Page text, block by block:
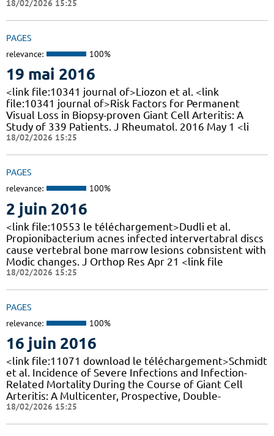
18/02/2026 15:25
PAGES
relevance: 100%
19 mai 2016
<link file:10341 journal of>Liozon et al. <link
file:10341 journal of>Risk Factors for Permanent
Visual Loss in Biopsy-proven Giant Cell Arteritis: A
Study of 339 Patients. J Rheumatol. 2016 May 1 <li
18/02/2026 15:25
PAGES
relevance: 100%
2 juin 2016
<link file:10553 le téléchargement>Dudli et al.
Propionibacterium acnes infected intervertabral discs
cause vertebral bone marrow lesions cobnsistent with
Modic changes. J Orthop Res Apr 21 <link file
18/02/2026 15:25
PAGES
relevance: 100%
16 juin 2016
<link file:11071 download le téléchargement>Schmidt
et al. Incidence of Severe Infections and Infection-
Related Mortality During the Course of Giant Cell
Arteritis: A Multicenter, Prospective, Double-
18/02/2026 15:25